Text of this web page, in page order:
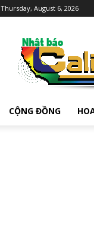
Thursday, August 6, 2026
CỘNG ĐỒNG